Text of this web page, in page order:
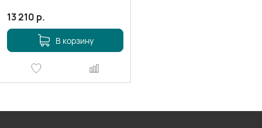
13 210 р.
В корзину